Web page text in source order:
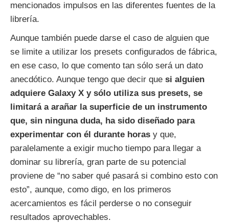
mencionados impulsos en las diferentes fuentes de la
librería.
Aunque también puede darse el caso de alguien que
se limite a utilizar los presets configurados de fábrica,
en ese caso, lo que comento tan sólo será un dato
anecdótico. Aunque tengo que decir que si alguien
adquiere Galaxy X y sólo utiliza sus presets, se
limitará a arañar la superficie de un instrumento
que, sin ninguna duda, ha sido diseñado para
experimentar con él durante horas y que,
paralelamente a exigir mucho tiempo para llegar a
dominar su librería, gran parte de su potencial
proviene de “no saber qué pasará si combino esto con
esto”, aunque, como digo, en los primeros
acercamientos es fácil perderse o no conseguir
resultados aprovechables.